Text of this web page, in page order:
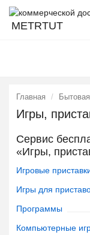
METRTUT
Главная
Игры,
Сервис
«Игры,
Игровые
Игры для
Программы
Компьютерные